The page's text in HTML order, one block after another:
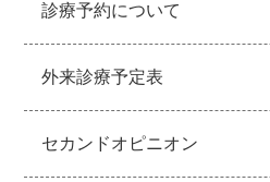
診療予約について
外来診療予定表
セカンドオピニオン